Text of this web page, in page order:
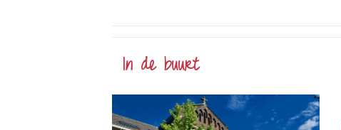
In de buurt